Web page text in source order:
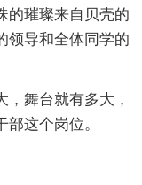
的璀璨来自贝壳的
领导和全体同学的
舞台就有多大，
这个岗位。